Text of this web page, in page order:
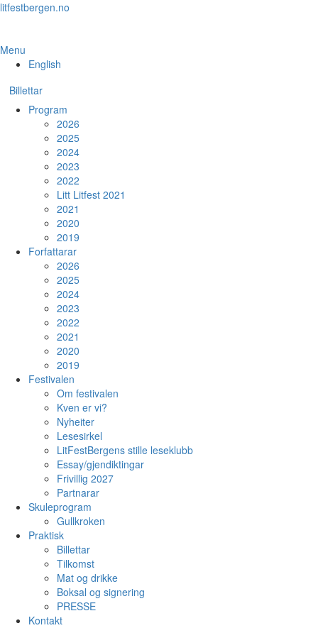
Skip
content
litfestbergen.no
Menu
English
Billettar
Program
2026
2025
2024
2023
2022
Litt Litfest 2021
2021
2020
2019
Forfattarar
2026
2025
2024
2023
2022
2021
2020
2019
Festivalen
Om festivalen
Kven er vi?
Nyheiter
Lesesirkel
LitFestBergens stille leseklubb
Essay/gjendiktingar
Frivillig 2027
Partnarar
Skuleprogram
Gullkroken
Praktisk
Billettar
Tilkomst
Mat og drikke
Boksal og signering
PRESSE
Kontakt